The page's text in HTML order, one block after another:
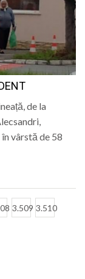
de la
vârstă de 58
3.509 3.510